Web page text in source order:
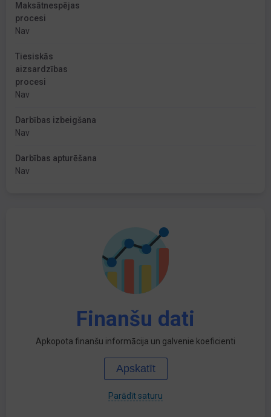
Maksātnespējas
procesi
Nav
Tiesiskās
aizsardzības
procesi
Nav
Darbības izbeigšana
Nav
Darbības apturēšana
Nav
Finanšu dati
Apkopota finanšu informācija un galvenie koeficienti
Apskatīt
Parādīt saturu